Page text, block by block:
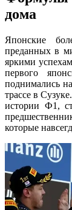
дома
Японские
преданных в
яркими
первого
поднимались
трассе в
истории Ф1,
которые